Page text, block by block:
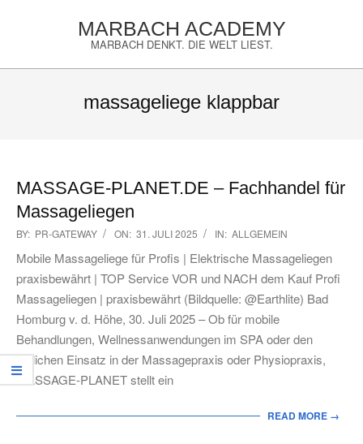
MARBACH ACADEMY
MARBACH DENKT. DIE WELT LIEST.
massageliege klappbar
MASSAGE-PLANET.DE – Fachhandel für
Massageliegen
2025-
07-
31
BY: PR-GATEWAY ON: 31. JULI 2025 IN: ALLGEMEIN
Mobile Massageliege für Profis | Elektrische Massageliegen
praxisbewährt | TOP Service VOR und NACH dem Kauf Profi
Massageliegen | praxisbewährt (Bildquelle: @Earthlite) Bad
Homburg v. d. Höhe, 30. Juli 2025 – Ob für mobile
Behandlungen, Wellnessanwendungen im SPA oder den
täglichen Einsatz in der Massagepraxis oder Physiopraxis,
MASSAGE-PLANET stellt ein
READ MORE →